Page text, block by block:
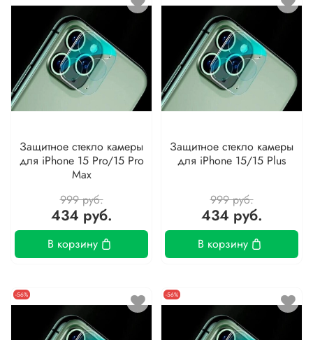
Защитное стекло камеры
для iPhone 15 Pro/15 Pro
Max
999 руб.
434 руб.
В корзину
Защитное стекло камеры
для iPhone 15/15 Plus
999 руб.
434 руб.
В корзину
-56% -56%